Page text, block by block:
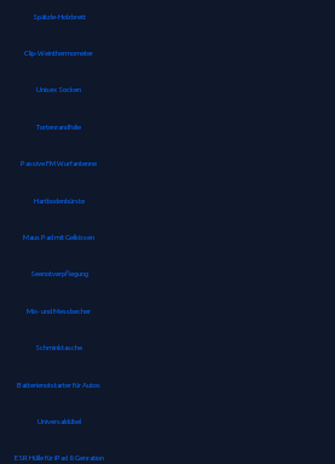
Spätzle-Holzbrett
Clip-Weinthermometer
Unisex Socken
Tortenrandfolie
Passive FM Wurfantenne
Hartbodenbürste
Maus Pad mit Gelkissen
Seenotverpflegung
Mix- und Messbecher
Schminktasche
Batterienotstarter für Autos
Universaldübel
ESR Hülle für iPad 8. Genration